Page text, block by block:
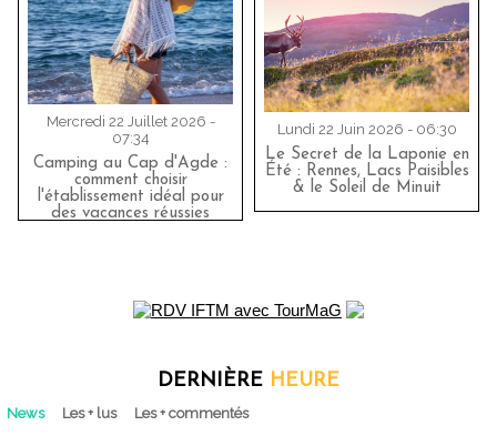
Mercredi 22 Juillet 2026 -
07:34
Camping au Cap d'Agde :
comment choisir
l'établissement idéal pour
des vacances réussies
Lundi 22 Juin 2026 - 06:30
Le Secret de la Laponie en
Été : Rennes, Lacs Paisibles
& le Soleil de Minuit
DERNIÈRE HEURE
News Les + lus Les + commentés